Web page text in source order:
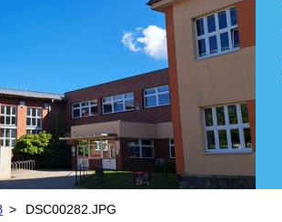
> DSC00282.JPG